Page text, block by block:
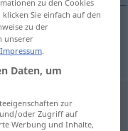
Sie einfach auf den
zu der
unserer
Impressum.
Daten, um
zur
oder Zugriff auf
Werbung und Inhalte,